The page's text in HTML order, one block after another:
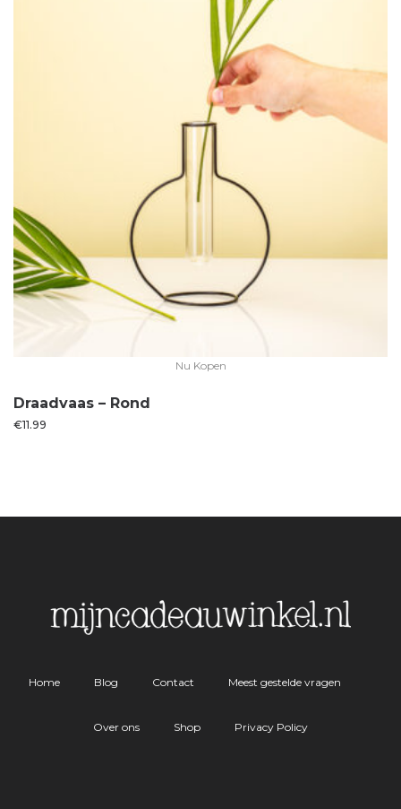
Nu Kopen
Draadvaas – Rond
€11.99
Home Blog Contact Meest gestelde vragen
Over ons Shop Privacy Policy